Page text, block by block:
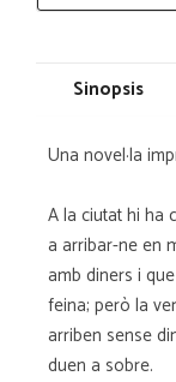
Sinopsis
Una novel·la
A la ciutat hi
a arribar-ne en
amb diners i
feina; però la
arriben sense
duen a sobre.